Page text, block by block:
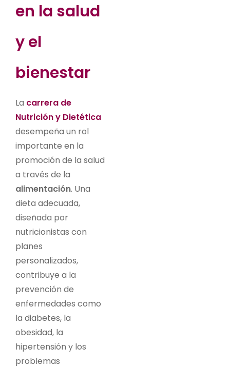
en la salud
y el
bienestar
La carrera de
Nutrición y Dietética
desempeña un rol
importante en la
promoción de la salud
a través de la
alimentación. Una
dieta adecuada,
diseñada por
nutricionistas con
planes
personalizados,
contribuye a la
prevención de
enfermedades como
la diabetes, la
obesidad, la
hipertensión y los
problemas